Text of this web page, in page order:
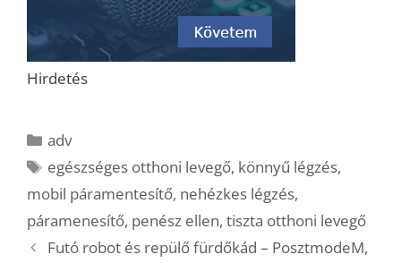
Hirdetés
Kategória
adv
Címkék
egészséges otthoni levegő, könnyű légzés,
mobil páramentesítő, nehézkes légzés,
páramenesítő, penész ellen, tiszta otthoni levegő
Futó robot és repülő fürdőkád – PosztmodeM,